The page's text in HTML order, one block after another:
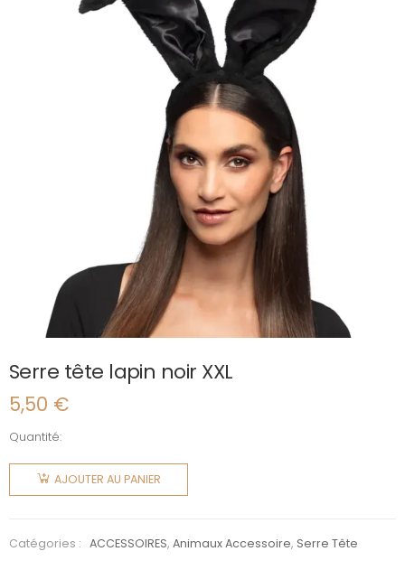
Serre tête lapin noir XXL
5,50 €
Quantité:
quantité
de Serre
tête lapin
AJOUTER AU PANIER
Catégories : ACCESSOIRES,Animaux Accessoire, Serre Tête